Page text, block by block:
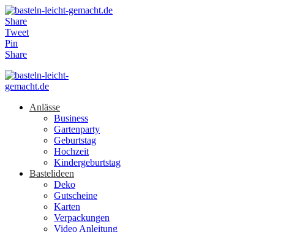
Share
Tweet
Pin
Share
Anlässe
Business
Gartenparty
Geburtstag
Hochzeit
Kindergeburtstag
Bastelideen
Deko
Gutscheine
Karten
Verpackungen
Video Anleitung